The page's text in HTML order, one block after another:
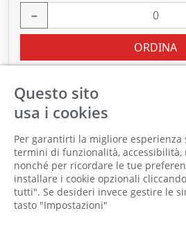
Il punto vendita, gli uffici e il
saranno chiusi per ferie dall'8 al
2026 compresi.
−
ORDINA
Questo sito
usa i cookies
Per garantirti la migliore esperienza
termini di funzionalità, accessibilità,
nonché per ricordare le tue
installare i cookie opzionali
tutti". Se desideri invece gestire le
tasto "Impostazioni"